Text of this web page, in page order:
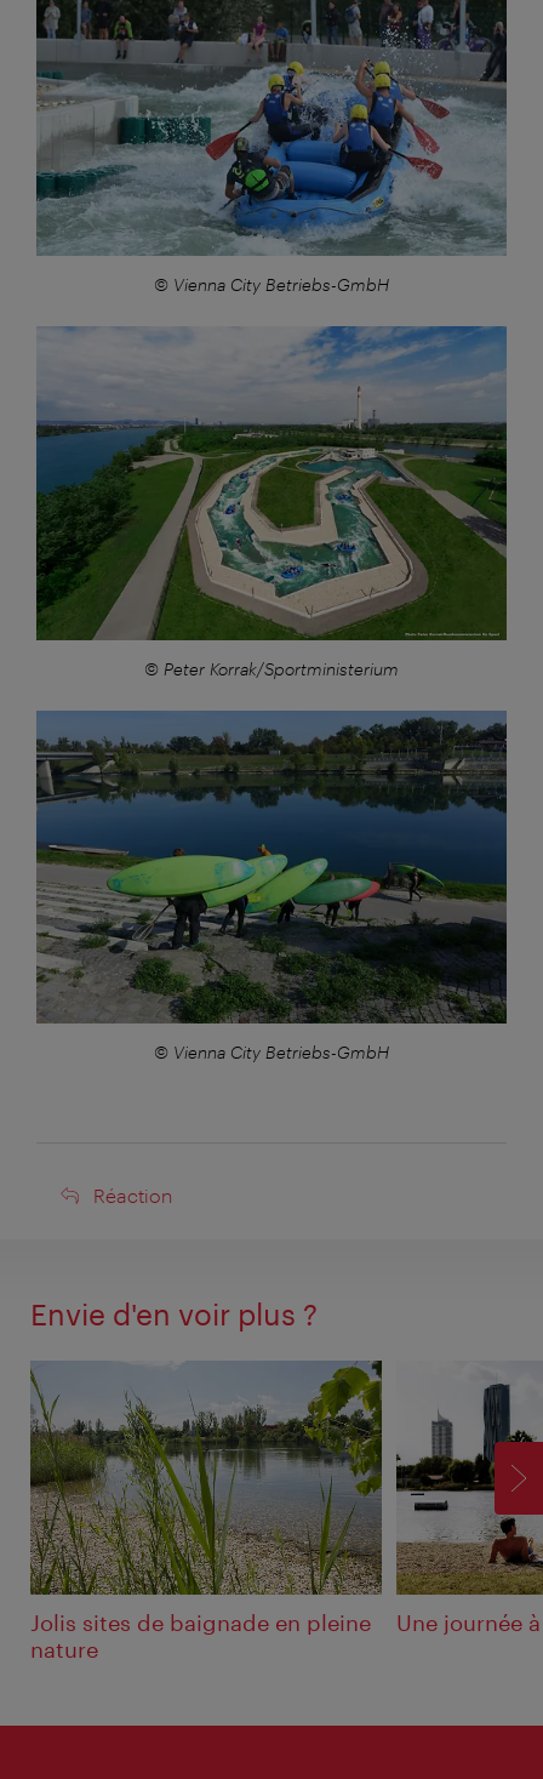
© Vienna City Betriebs-GmbH
Großansicht:
© Peter Korrak/Sportministerium
© Vienna City Betriebs-GmbH
Réaction
Réaction
Envie d'en voir plus ?
Jolis sites de baignade en pleine
nature
Une journée